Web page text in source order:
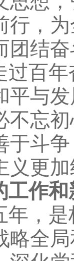
行，
团结
过百
平与
不忘
于斗
义更
工作
年，
略全